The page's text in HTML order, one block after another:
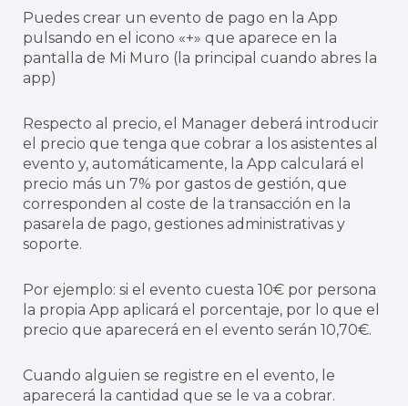
Puedes crear un evento de pago en la App
pulsando en el icono «+» que aparece en la
pantalla de Mi Muro (la principal cuando abres la
app)
Respecto al precio, el Manager deberá introducir
el precio que tenga que cobrar a los asistentes al
evento y, automáticamente, la App calculará el
precio más un 7% por gastos de gestión, que
corresponden al coste de la transacción en la
pasarela de pago, gestiones administrativas y
soporte.
Por ejemplo: si el evento cuesta 10€ por persona
la propia App aplicará el porcentaje, por lo que el
precio que aparecerá en el evento serán 10,70€.
Cuando alguien se registre en el evento, le
aparecerá la cantidad que se le va a cobrar.